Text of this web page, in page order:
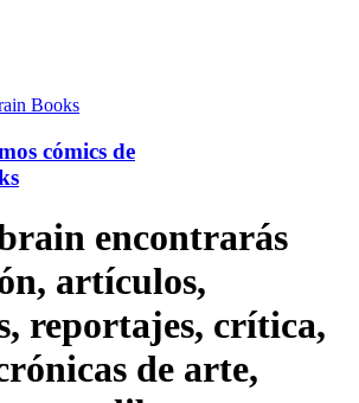
cómics de
encontrarás
artículos,
reportajes, crítica,
de arte,